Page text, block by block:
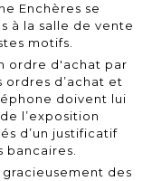
Enchères se
à la salle de vente
motifs.
ordre d'achat par
ordres d’achat et
doivent lui
l’exposition
d’un justificatif
bancaires.
gracieusement des